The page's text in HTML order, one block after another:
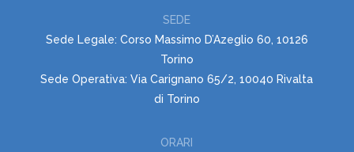
SEDE
Sede Legale: Corso Massimo D’Azeglio 60, 10126
Torino
Sede Operativa: Via Carignano 65/2, 10040 Rivalta
di Torino
ORARI